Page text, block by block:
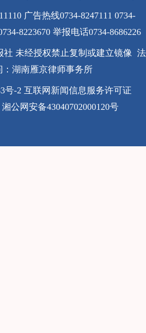
广告热线0734-8247111 0734-
8223670 举报电话0734-8686226
社 未经授权禁止复制或建立镜像 法
：湖南雁京律师事务所
号-2 互联网新闻信息服务许可证
湘公网安备43040702000120号